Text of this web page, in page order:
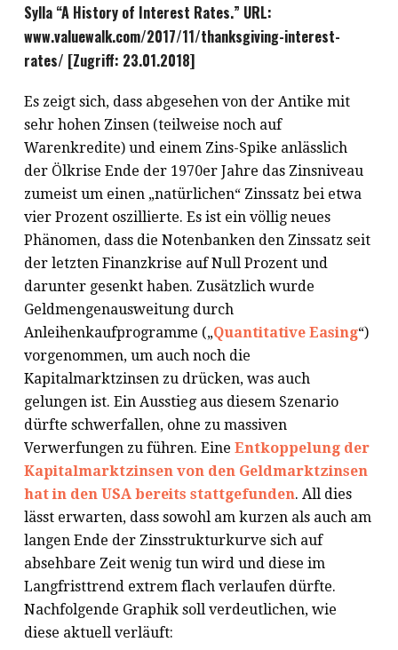
Sylla “A History of Interest Rates.” URL:
www.valuewalk.com/2017/11/thanksgiving-interest-
rates/ [Zugriff: 23.01.2018]
Es zeigt sich, dass abgesehen von der Antike mit
sehr hohen Zinsen (teilweise noch auf
Warenkredite) und einem Zins-Spike anlässlich
der Ölkrise Ende der 1970er Jahre das Zinsniveau
zumeist um einen „natürlichen“ Zinssatz bei etwa
vier Prozent oszillierte. Es ist ein völlig neues
Phänomen, dass die Notenbanken den Zinssatz seit
der letzten Finanzkrise auf Null Prozent und
darunter gesenkt haben. Zusätzlich wurde
Geldmengenausweitung durch
Anleihenkaufprogramme („Quantitative Easing“)
vorgenommen, um auch noch die
Kapitalmarktzinsen zu drücken, was auch
gelungen ist. Ein Ausstieg aus diesem Szenario
dürfte schwerfallen, ohne zu massiven
Verwerfungen zu führen. Eine Entkoppelung der
Kapitalmarktzinsen von den Geldmarktzinsen
hat in den USA bereits stattgefunden. All dies
lässt erwarten, dass sowohl am kurzen als auch am
langen Ende der Zinsstrukturkurve sich auf
absehbare Zeit wenig tun wird und diese im
Langfristtrend extrem flach verlaufen dürfte.
Nachfolgende Graphik soll verdeutlichen, wie
diese aktuell verläuft: